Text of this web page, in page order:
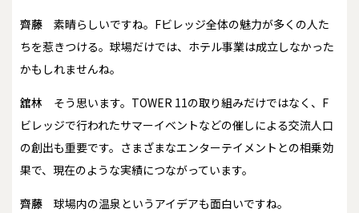
齊藤
素晴らしいですね。Fビレッジ全体の魅力が多くの人た
ちを惹きつける。球場だけでは、ホテル事業は成立しなかった
かもしれませんね。
舘林
そう思います。TOWER 11の取り組みだけではなく、F
ビレッジで行われたサマーイベントなどの催しによる交流人口
の創出も重要です。さまざまなエンターテイメントとの相乗効
果で、現在のような実績につながっています。
齊藤 球場内の温泉というアイデアも面白いですね。